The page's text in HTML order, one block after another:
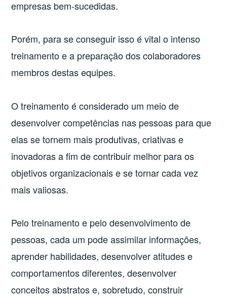
empresas bem-sucedidas.
Porém, para se conseguir isso é vital o intenso
treinamento e a preparação dos colaboradores
membros destas equipes.
O treinamento é considerado um meio de
desenvolver competências nas pessoas para que
elas se tornem mais produtivas, criativas e
inovadoras a fim de contribuir melhor para os
objetivos organizacionais e se tornar cada vez
mais valiosas.
Pelo treinamento e pelo desenvolvimento de
pessoas, cada um pode assimilar informações,
aprender habilidades, desenvolver atitudes e
comportamentos diferentes, desenvolver
conceitos abstratos e, sobretudo, construir